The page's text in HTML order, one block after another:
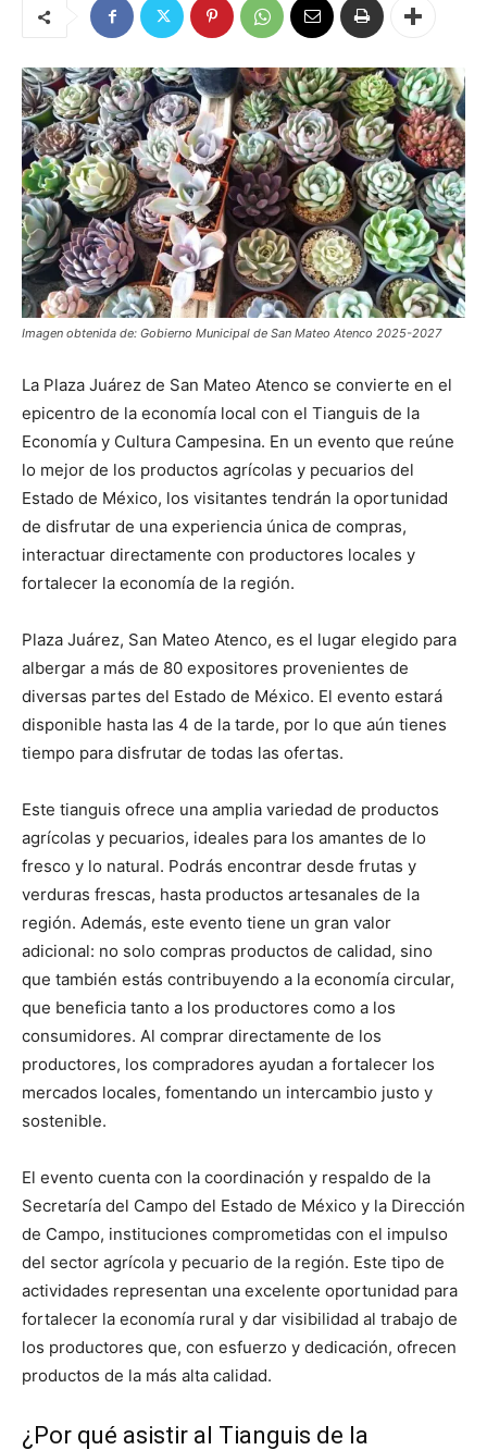
Imagen obtenida de: Gobierno Municipal de San Mateo Atenco 2025-2027
La Plaza Juárez de San Mateo Atenco se convierte en el
epicentro de la economía local con el Tianguis de la
Economía y Cultura Campesina. En un evento que reúne
lo mejor de los productos agrícolas y pecuarios del
Estado de México, los visitantes tendrán la oportunidad
de disfrutar de una experiencia única de compras,
interactuar directamente con productores locales y
fortalecer la economía de la región.
Plaza Juárez, San Mateo Atenco, es el lugar elegido para
albergar a más de 80 expositores provenientes de
diversas partes del Estado de México. El evento estará
disponible hasta las 4 de la tarde, por lo que aún tienes
tiempo para disfrutar de todas las ofertas.
Este tianguis ofrece una amplia variedad de productos
agrícolas y pecuarios, ideales para los amantes de lo
fresco y lo natural. Podrás encontrar desde frutas y
verduras frescas, hasta productos artesanales de la
región. Además, este evento tiene un gran valor
adicional: no solo compras productos de calidad, sino
que también estás contribuyendo a la economía circular,
que beneficia tanto a los productores como a los
consumidores. Al comprar directamente de los
productores, los compradores ayudan a fortalecer los
mercados locales, fomentando un intercambio justo y
sostenible.
El evento cuenta con la coordinación y respaldo de la
Secretaría del Campo del Estado de México y la Dirección
de Campo, instituciones comprometidas con el impulso
del sector agrícola y pecuario de la región. Este tipo de
actividades representan una excelente oportunidad para
fortalecer la economía rural y dar visibilidad al trabajo de
los productores que, con esfuerzo y dedicación, ofrecen
productos de la más alta calidad.
¿Por qué asistir al Tianguis de la